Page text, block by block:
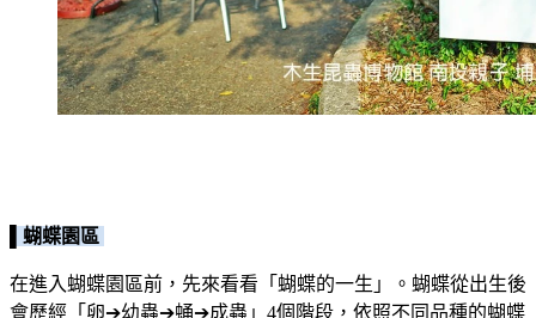
▌蝴蝶園區
在進入蝴蝶園區前，先來看看「蝴蝶的一生」。蝴蝶從出生後
會歷經「卵➔幼蟲➔蛹➔成蟲」4個階段，依照不同品種的蝴蝶